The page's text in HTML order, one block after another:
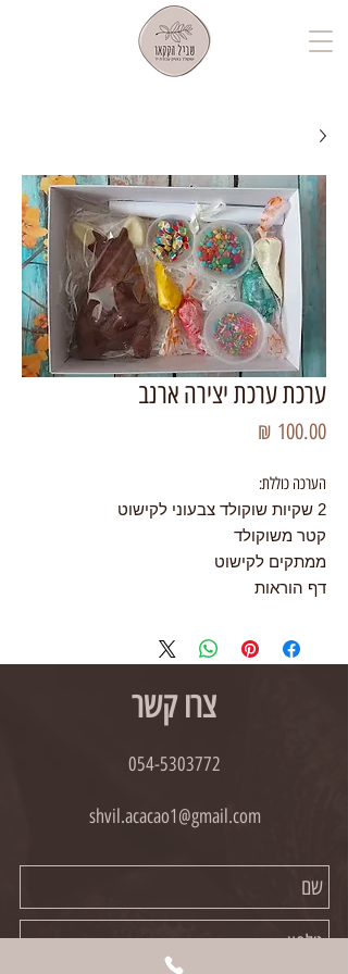
ערכת ערכת יצירה ארנב
הערכה כוללת:
2 שקיות שוקולד צבעוני לקישוט
קטר משוקולד
ממתקים לקישוט
דף הוראות
צרו קשר
054-5303772
shvil.acacao1@gmail.com